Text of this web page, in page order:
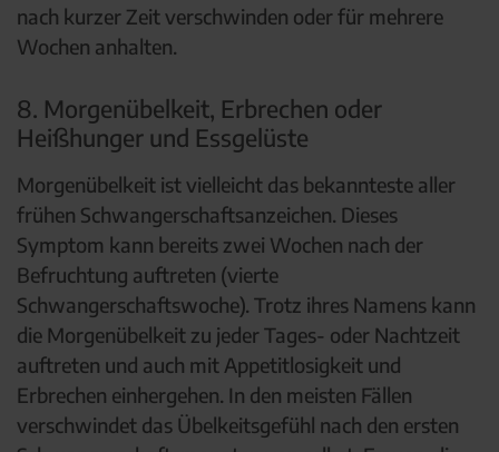
nach kurzer Zeit verschwinden oder für mehrere
Wochen anhalten.
8. Morgenübelkeit, Erbrechen oder
Heißhunger und Essgelüste
Morgenübelkeit ist vielleicht das bekannteste aller
frühen Schwangerschaftsanzeichen. Dieses
Symptom kann bereits zwei Wochen nach der
Befruchtung auftreten (vierte
Schwangerschaftswoche). Trotz ihres Namens kann
die Morgenübelkeit zu jeder Tages- oder Nachtzeit
auftreten und auch mit Appetitlosigkeit und
Erbrechen einhergehen. In den meisten Fällen
verschwindet das Übelkeitsgefühl nach den ersten